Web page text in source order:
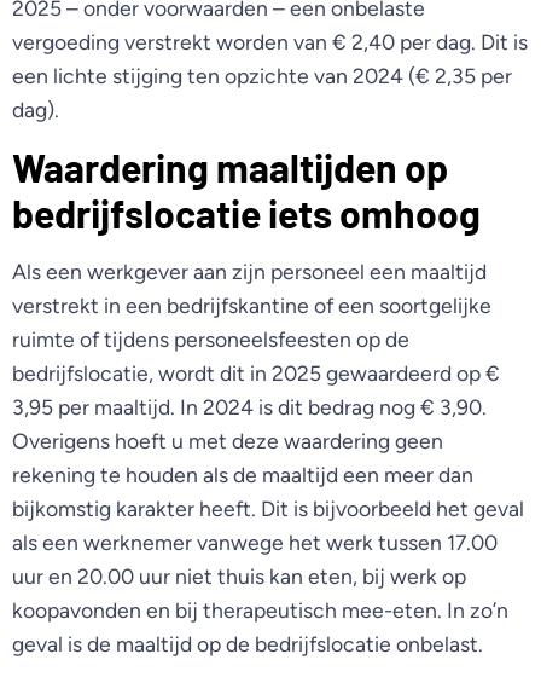
2025 – onder voorwaarden – een onbelaste
vergoeding verstrekt worden van € 2,40 per dag. Dit is
een lichte stijging ten opzichte van 2024 (€ 2,35 per
dag).
Waardering maaltijden op
bedrijfslocatie iets omhoog
Als een werkgever aan zijn personeel een maaltijd
verstrekt in een bedrijfskantine of een soortgelijke
ruimte of tijdens personeelsfeesten op de
bedrijfslocatie, wordt dit in 2025 gewaardeerd op €
3,95 per maaltijd. In 2024 is dit bedrag nog € 3,90.
Overigens hoeft u met deze waardering geen
rekening te houden als de maaltijd een meer dan
bijkomstig karakter heeft. Dit is bijvoorbeeld het geval
als een werknemer vanwege het werk tussen 17.00
uur en 20.00 uur niet thuis kan eten, bij werk op
koopavonden en bij therapeutisch mee-eten. In zo’n
geval is de maaltijd op de bedrijfslocatie onbelast.